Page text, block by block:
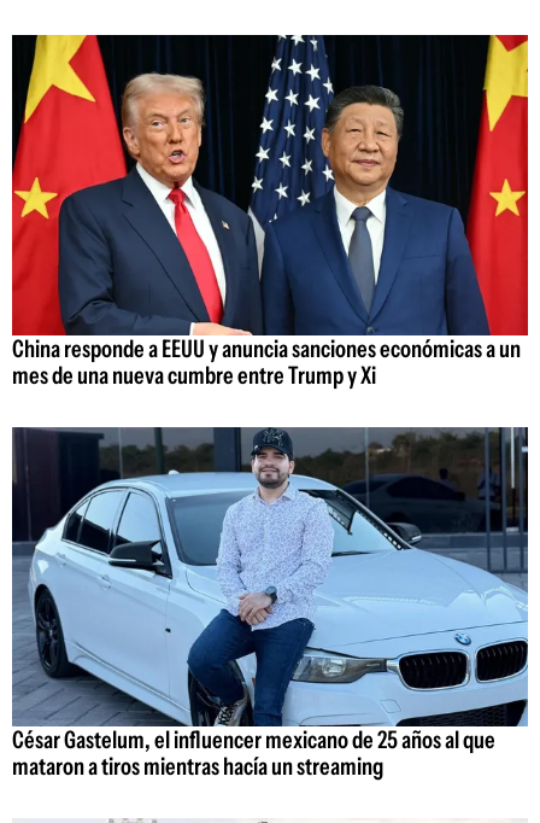
China responde a EEUU y anuncia sanciones económicas a un
mes de una nueva cumbre entre Trump y Xi
César Gastelum, el influencer mexicano de 25 años al que
mataron a tiros mientras hacía un streaming